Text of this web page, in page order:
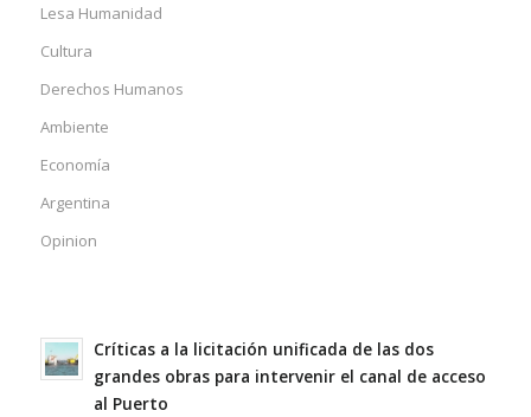
Lesa Humanidad
Cultura
Derechos Humanos
Ambiente
Economía
Argentina
Opinion
Críticas a la licitación unificada de las dos
grandes obras para intervenir el canal de acceso
al Puerto